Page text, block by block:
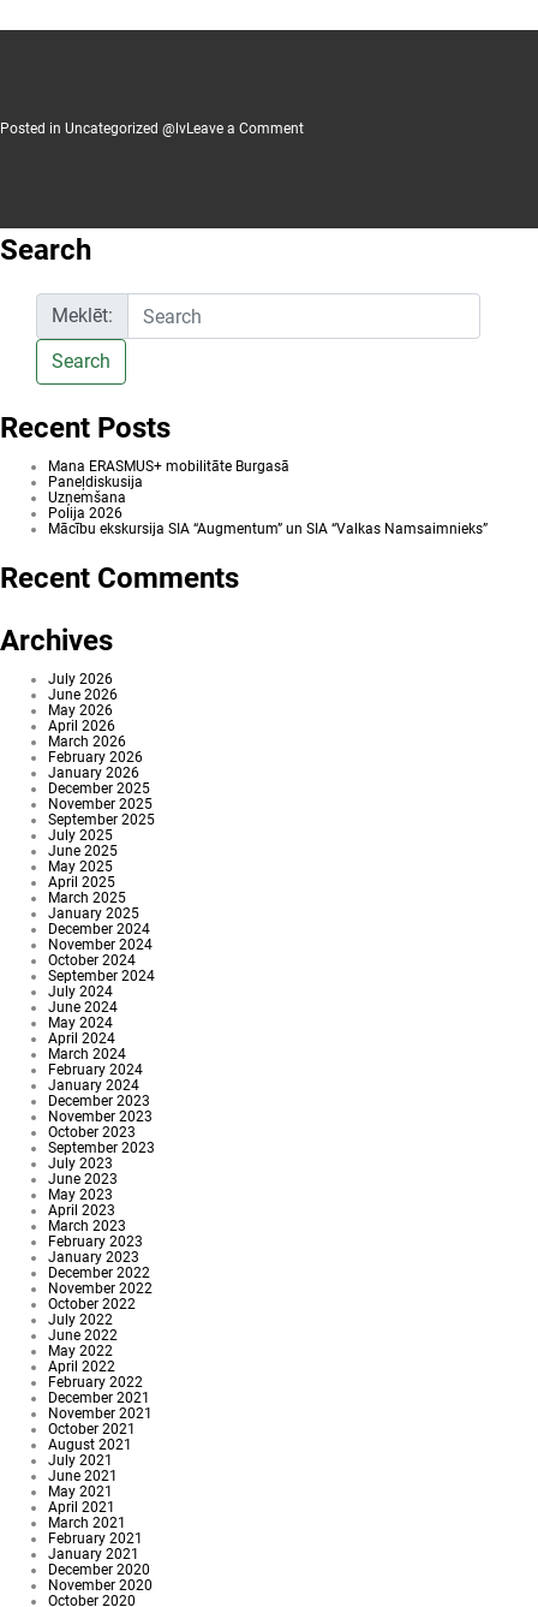
Posted in Uncategorized @lvLeave a Commenton
Search
Meklēt:
Search
Recent Posts
Mana ERASMUS+ mobilitāte Burgasā
Paneļdiskusija
Uzņemšana
Polija 2026
Mācību ekskursija SIA “Augmentum” un SIA “Valkas Namsaimnieks”
Recent Comments
Archives
July 2026
June 2026
May 2026
April 2026
March 2026
February 2026
January 2026
December 2025
November 2025
September 2025
July 2025
June 2025
May 2025
April 2025
March 2025
January 2025
December 2024
November 2024
October 2024
September 2024
July 2024
June 2024
May 2024
April 2024
March 2024
February 2024
January 2024
December 2023
November 2023
October 2023
September 2023
July 2023
June 2023
May 2023
April 2023
March 2023
February 2023
January 2023
December 2022
November 2022
October 2022
July 2022
June 2022
May 2022
April 2022
February 2022
December 2021
November 2021
October 2021
August 2021
July 2021
June 2021
May 2021
April 2021
March 2021
February 2021
January 2021
December 2020
November 2020
October 2020